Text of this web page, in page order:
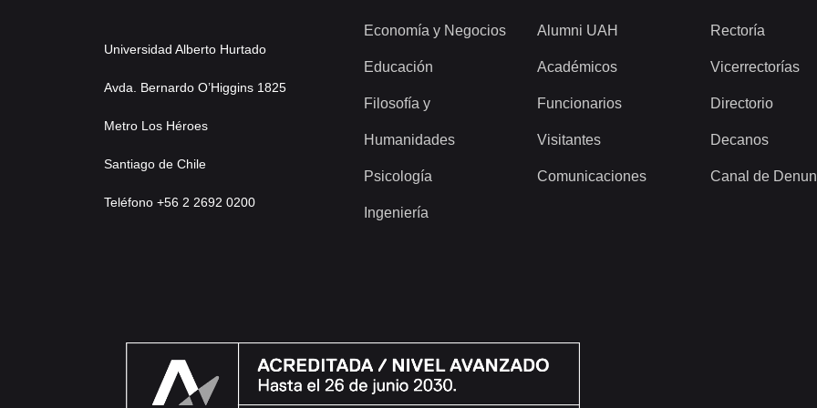
Universidad Alberto Hurtado
Avda. Bernardo O’Higgins 1825
Metro Los Héroes
Santiago de Chile
Teléfono +56 2 2692 0200
Economía y Negocios
Educación
Filosofía y
Humanidades
Psicología
Ingeniería
Alumni UAH
Académicos
Funcionarios
Visitantes
Comunicaciones
Rectoría
Vicerrectorías
Directorio
Decanos
Canal de